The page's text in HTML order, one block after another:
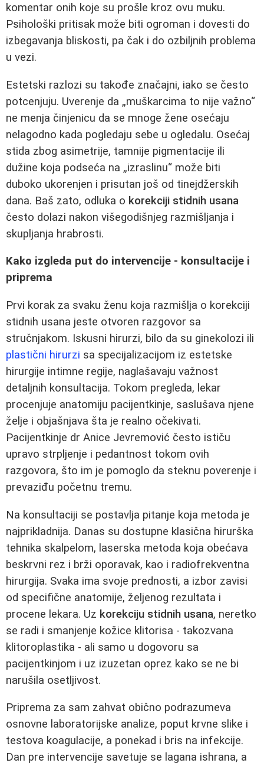
komentar onih koje su prošle kroz ovu muku.
Psihološki pritisak može biti ogroman i dovesti do
izbegavanja bliskosti, pa čak i do ozbiljnih problema
u vezi.
Estetski razlozi su takođe značajni, iako se često
potcenjuju. Uverenje da „muškarcima to nije važno“
ne menja činjenicu da se mnoge žene osećaju
nelagodno kada pogledaju sebe u ogledalu. Osećaj
stida zbog asimetrije, tamnije pigmentacije ili
dužine koja podseća na „izraslinu“ može biti
duboko ukorenjen i prisutan još od tinejdžerskih
dana. Baš zato, odluka o korekciji stidnih usana
često dolazi nakon višegodišnjeg razmišljanja i
skupljanja hrabrosti.
Kako izgleda put do intervencije - konsultacije i
priprema
Prvi korak za svaku ženu koja razmišlja o korekciji
stidnih usana jeste otvoren razgovor sa
stručnjakom. Iskusni hirurzi, bilo da su ginekolozi ili
plastični hirurzi sa specijalizacijom iz estetske
hirurgije intimne regije, naglašavaju važnost
detaljnih konsultacija. Tokom pregleda, lekar
procenjuje anatomiju pacijentkinje, saslušava njene
želje i objašnjava šta je realno očekivati.
Pacijentkinje dr Anice Jevremović često ističu
upravo strpljenje i pedantnost tokom ovih
razgovora, što im je pomoglo da steknu poverenje i
prevaziđu početnu tremu.
Na konsultaciji se postavlja pitanje koja metoda je
najprikladnija. Danas su dostupne klasična hirurška
tehnika skalpelom, laserska metoda koja obećava
beskrvni rez i brži oporavak, kao i radiofrekventna
hirurgija. Svaka ima svoje prednosti, a izbor zavisi
od specifične anatomije, željenog rezultata i
procene lekara. Uz korekciju stidnih usana, neretko
se radi i smanjenje kožice klitorisa - takozvana
klitoroplastika - ali samo u dogovoru sa
pacijentkinjom i uz izuzetan oprez kako se ne bi
narušila osetljivost.
Priprema za sam zahvat obično podrazumeva
osnovne laboratorijske analize, poput krvne slike i
testova koagulacije, a ponekad i bris na infekcije.
Dan pre intervencije savetuje se lagana ishrana, a